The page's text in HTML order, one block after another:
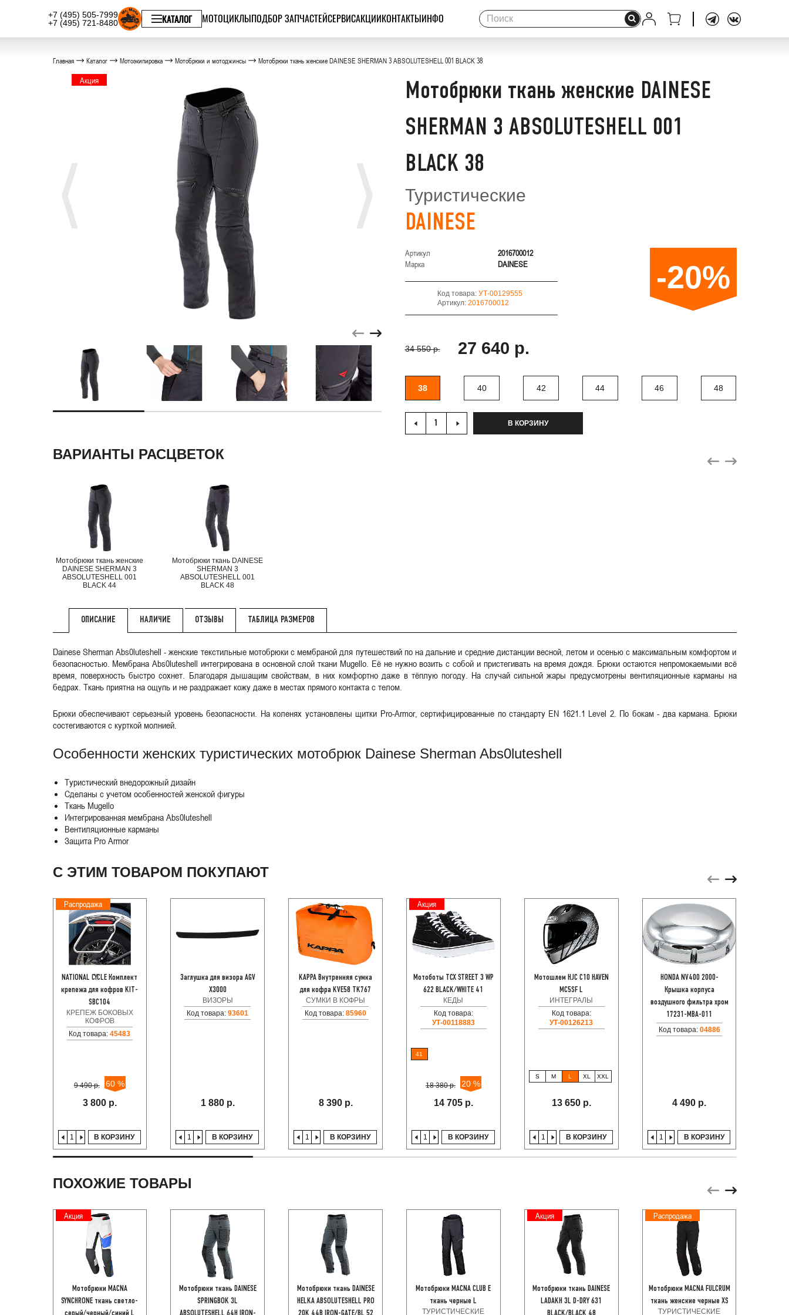
+7 (495) 505-7999
+7 (495) 721-8480
КАТАЛОГ МОТОЦИКЛЫПОДБОР ЗАПЧАСТЕЙСЕРВИСАКЦИИКОНТАКТЫИНФО
Главная Каталог Мотоэкипировка Мотобрюки и мотоджинсы Мотобрюки ткань женские DAINESE SHERMAN 3 ABSOLUTESHELL 001 BLACK 38
Акция
Мотобрюки ткань женские DAINESE
SHERMAN 3 ABSOLUTESHELL 001
BLACK 38
Туристические
DAINESE
Артикул
2016700012
Марка
DAINESE
Код товара: УТ-00129555
Артикул: 2016700012
34 550 р. 27 640 р.
-20%
38 40 42 44 46 48
В КОРЗИНУ
ВАРИАНТЫ РАСЦВЕТОК
Мотобрюки ткань женские
DAINESE SHERMAN 3
ABSOLUTESHELL 001
BLACK 44
Мотобрюки ткань DAINESE
SHERMAN 3
ABSOLUTESHELL 001
BLACK 48
ОПИСАНИЕ НАЛИЧИЕ ОТЗЫВЫ ТАБЛИЦА РАЗМЕРОВ
Dainese Sherman Abs0luteshell - женские текстильные мотобрюки с мембраной для путешествий по на дальние и средние дистанции весной, летом и осенью с максимальным комфортом и
безопасностью. Мембрана Abs0luteshell интегрирована в основной слой ткани Mugello. Её не нужно возить с собой и пристегивать на время дождя. Брюки остаются непромокаемыми всё
время, поверхность быстро сохнет. Благодаря дышащим свойствам, в них комфортно даже в тёплую погоду. На случай сильной жары предусмотрены вентиляционные карманы на
бедрах. Ткань приятна на ощупь и не раздражает кожу даже в местах прямого контакта с телом.
Брюки обеспечивают серьезный уровень безопасности. На коленях установлены щитки Pro-Armor, сертифицированные по стандарту EN 1621.1 Level 2. По бокам - два кармана. Брюки
состегиваются с курткой молнией.
Особенности женских туристических мотобрюк Dainese Sherman Abs0luteshell
Туристический внедорожный дизайн
Сделаны с учетом особенностей женской фигуры
Ткань Mugello
Интегрированная мембрана Abs0luteshell
Вентиляционные карманы
Защита Pro Armor
С ЭТИМ ТОВАРОМ ПОКУПАЮТ
Распродажа
NATIONAL CYCLE Комплект
крепежа для кофров KIT-
SBC104
КРЕПЕЖ БОКОВЫХ
КОФРОВ
Код товара:45483
9 490 р. 60 %
3 800 р.
В КОРЗИНУ
Заглушка для визора AGV
X3000
ВИЗОРЫ
Код товара:93601
1 880 р.
В КОРЗИНУ
KAPPA Внутренняя сумка
для кофра KVE58 TK767
СУМКИ В КОФРЫ
Код товара:85960
8 390 р.
В КОРЗИНУ
Акция
Мотоботы TCX STREET 3 WP
622 BLACK/WHITE 41
КЕДЫ
Код товара:
УТ-00118883
41
18 380 р. 20 %
14 705 р.
В КОРЗИНУ
Мотошлем HJC C10 HAVEN
MC5SF L
ИНТЕГРАЛЫ
Код товара:
УТ-00126213
S M L XL XXL
13 650 р.
В КОРЗИНУ
HONDA NV400 2000-
Крышка корпуса
воздушного фильтра хром
17231-MBA-011
Код товара: 04886
4 490 р.
В КОРЗИНУ
ПОХОЖИЕ ТОВАРЫ
Акция
Мотобрюки MACNA
SYNCHRONE ткань светло-
Мотобрюки ткань DAINESE
SPRINGBOK 3L
Мотобрюки ткань DAINESE
HELKA ABSOLUTESHELL PRO
Мотобрюки MACNA CLUB E
ткань черные L
ТУРИСТИЧЕСКИЕ
Акция
Мотобрюки ткань DAINESE
LADAKH 3L D-DRY 631
Распродажа
Мотобрюки MACNA FULCRUM
ткань женские черные XS
ТУРИСТИЧЕСКИЕ